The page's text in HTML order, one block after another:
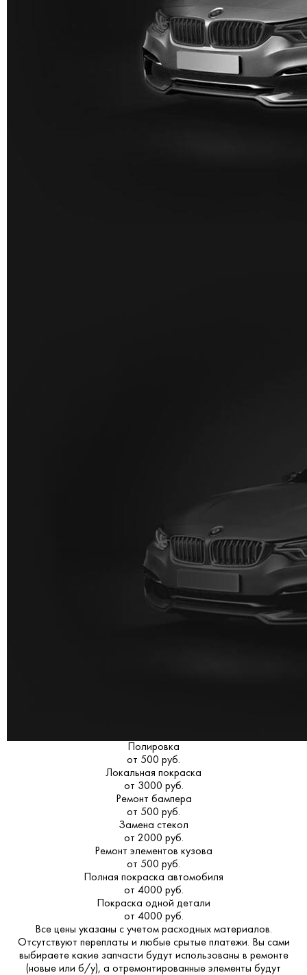
Полировка
от 500 руб.
Локальная покраска
от 3000 руб.
Ремонт бампера
от 500 руб.
Замена стекол
от 2000 руб.
Ремонт элементов кузова
от 500 руб.
Полная покраска автомобиля
от 4000 руб.
Покраска одной детали
от 4000 руб.
Все цены указаны с учетом расходных материалов.
Отсутствуют переплаты и любые срытые платежи. Вы сами
выбираете какие запчасти будут использованы в ремонте
(новые или б/у), а отремонтированные элементы будут